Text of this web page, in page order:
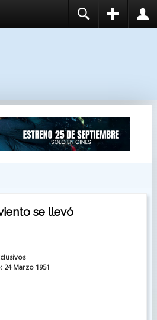
RECUÉRDEME
IDENTIFICARSE
se llevó
24 Marzo 1951